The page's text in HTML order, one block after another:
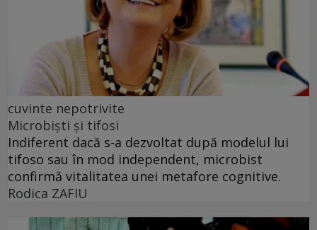
cuvinte nepotrivite
Microbiști și tifosi
Indiferent dacă s-a dezvoltat după modelul lui
tifoso sau în mod independent, microbist
confirmă vitalitatea unei metafore cognitive.
Rodica ZAFIU